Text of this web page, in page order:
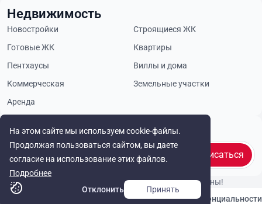
На этом сайте мы используем cookie-файлы.
Продолжая пользоваться сайтом, вы даете
согласие на использование этих файлов.
Подробнее
Отклонить
Принять
Будьте в курсе
Подписаться
Недвижимость
Новостройки
Строящиеся ЖК
Готовые ЖК
Квартиры
Пентхаусы
Виллы и дома
Коммерческая
Земельные участки
Аренда
© Cyprus Realestate 2026. Все права защищены!
Политика конфиденциальности